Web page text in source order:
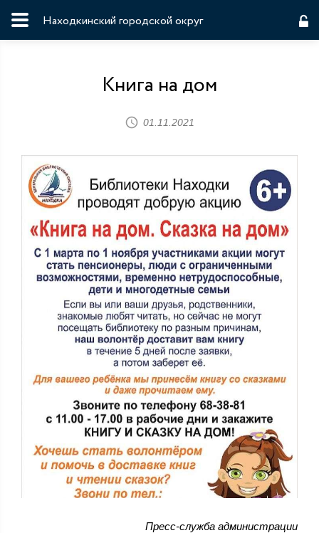
Находкинский городской округ
Книга на дом
01.11.2021
Пресс-служба администрации